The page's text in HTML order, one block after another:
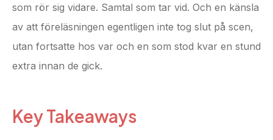
som rör sig vidare. Samtal som tar vid. Och en känsla
av att föreläsningen egentligen inte tog slut på scen,
utan fortsatte hos var och en som stod kvar en stund
extra innan de gick.
Key Takeaways